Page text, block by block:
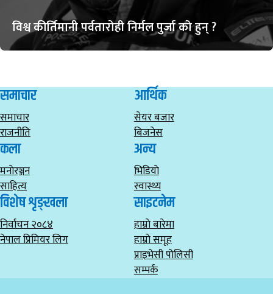
विश्व कीर्तिमानी पर्वतारोही निर्मल पुर्जा को हुन् ?
समाचार
समाचार
राजनीति
आर्थिक
सेयर बजार
बिजनेस
कला
मनाेरञ्जन
साहित्य
अन्य
भिडियाे
स्वास्थ्य
विशेष शृङ्खला
निर्वाचन २०८४
नेपाल प्रिमियर लिग
साइटनेम
हाम्राे बारेमा
हाम्राे समूह
प्राइभेसी पाेलिसी
सम्पर्क